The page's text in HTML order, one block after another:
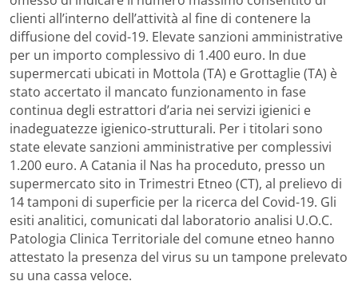
clienti all’interno dell’attività al fine di contenere la
diffusione del covid-19. Elevate sanzioni amministrative
per un importo complessivo di 1.400 euro. In due
supermercati ubicati in Mottola (TA) e Grottaglie (TA) è
stato accertato il mancato funzionamento in fase
continua degli estrattori d’aria nei servizi igienici e
inadeguatezze igienico-strutturali. Per i titolari sono
state elevate sanzioni amministrative per complessivi
1.200 euro. A Catania il Nas ha proceduto, presso un
supermercato sito in Trimestri Etneo (CT), al prelievo di
14 tamponi di superficie per la ricerca del Covid-19. Gli
esiti analitici, comunicati dal laboratorio analisi U.O.C.
Patologia Clinica Territoriale del comune etneo hanno
attestato la presenza del virus su un tampone prelevato
su una cassa veloce.